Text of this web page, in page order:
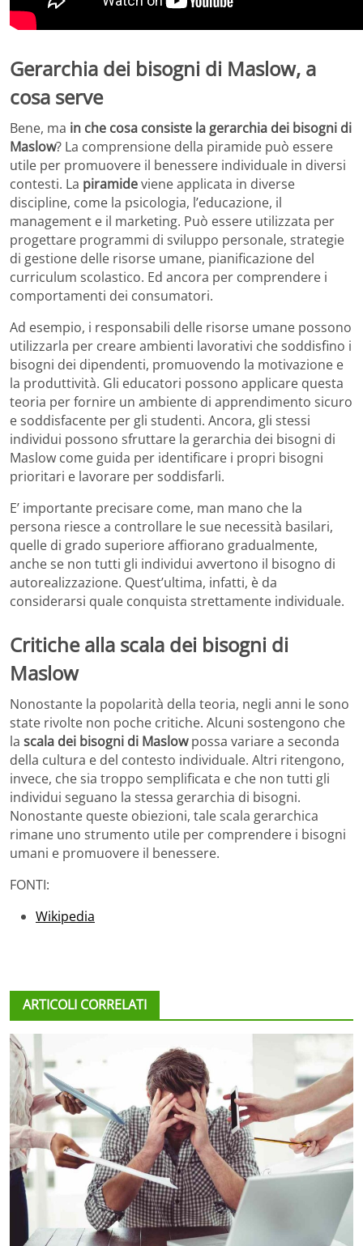
Gerarchia dei bisogni di Maslow, a
cosa serve
Bene, ma in che cosa consiste la gerarchia dei bisogni di
Maslow? La comprensione della piramide può essere
utile per promuovere il benessere individuale in diversi
contesti. La piramideviene applicata in diverse
discipline, come la psicologia, l’educazione, il
management e il marketing. Può essere utilizzata per
progettare programmi di sviluppo personale, strategie
di gestione delle risorse umane, pianificazione del
curriculum scolastico. Ed ancora per comprendere i
comportamenti dei consumatori.
Ad esempio, i responsabili delle risorse umane possono
utilizzarla per creare ambienti lavorativi che soddisfino i
bisogni dei dipendenti, promuovendo la motivazione e
la produttività. Gli educatori possono applicare questa
teoria per fornire un ambiente di apprendimento sicuro
e soddisfacente per gli studenti. Ancora, gli stessi
individui possono sfruttare la gerarchia dei bisogni di
Maslow come guida per identificare i propri bisogni
prioritari e lavorare per soddisfarli.
E’ importante precisare come, man mano che la
persona riesce a controllare le sue necessità basilari,
quelle di grado superiore affiorano gradualmente,
anche se non tutti gli individui avvertono il bisogno di
autorealizzazione. Quest’ultima, infatti, è da
considerarsi quale conquista strettamente individuale.
Critiche alla scala dei bisogni di
Maslow
Nonostante la popolarità della teoria, negli anni le sono
state rivolte non poche critiche. Alcuni sostengono che
la scala dei bisogni di Maslowpossa variare a seconda
della cultura e del contesto individuale. Altri ritengono,
invece, che sia troppo semplificata e che non tutti gli
individui seguano la stessa gerarchia di bisogni.
Nonostante queste obiezioni, tale scala gerarchica
rimane uno strumento utile per comprendere i bisogni
umani e promuovere il benessere.
FONTI:
Wikipedia
ARTICOLI CORRELATI